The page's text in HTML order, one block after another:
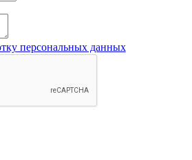
персональных данных